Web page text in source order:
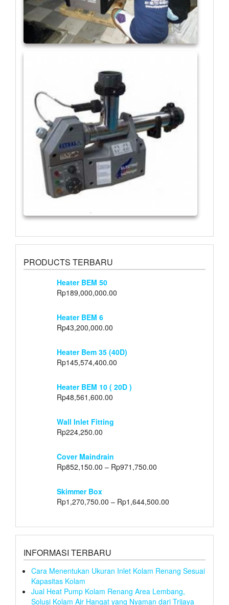
PRODUCTS TERBARU
Heater BEM 50
Rp189,000,000.00
Heater BEM 6
Rp43,200,000.00
Heater Bem 35 (40D)
Rp145,574,400.00
Heater BEM 10 ( 20D )
Rp48,561,600.00
Wall Inlet Fitting
Rp224,250.00
Cover Maindrain
Rp852,150.00 – Rp971,750.00
Skimmer Box
Rp1,270,750.00 – Rp1,644,500.00
INFORMASI TERBARU
Cara Menentukan Ukuran Inlet Kolam Renang Sesuai
Kapasitas Kolam
Jual Heat Pump Kolam Renang Area Lembang,
Solusi Kolam Air Hangat yang Nyaman dari Trijaya